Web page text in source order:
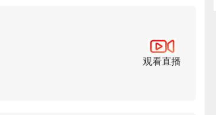
观看直播